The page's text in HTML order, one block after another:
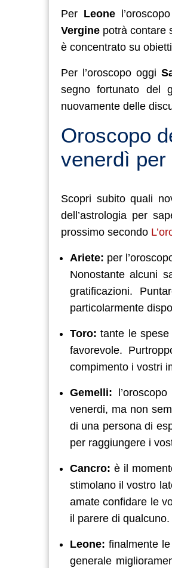
Per Leone
Vergine potrà contare
è concentrato su
Per l’oroscopo oggi
segno fortunato del
nuovamente delle
Oroscopo
venerdì
Scopri subito quali
dell’astrologia per
prossimo secondo
Ariete: per
Nonostante alcuni
gratificazioni.
particolarmente
Toro: tante le
favorevole.
compimento i vostri
Gemelli:
venerdi, ma non
di una persona di
per raggiungere i
Cancro: è il
stimolano il vostro
amate confidare le
il parere di qualcuno.
Leone: finalmente
generale